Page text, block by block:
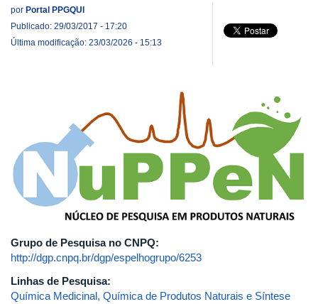
por Portal PPGQUI
Publicado: 29/03/2017 - 17:20
Última modificação: 23/03/2026 - 15:13
Grupo de Pesquisa no CNPQ:
http://dgp.cnpq.br/dgp/espelhogrupo/6253
Linhas de Pesquisa:
Química Medicinal, Química de Produtos Naturais e Síntese